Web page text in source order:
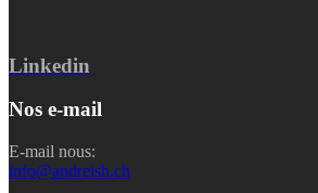
Linkedin
Nos e-mail
E-mail nous:
info@andreish.ch